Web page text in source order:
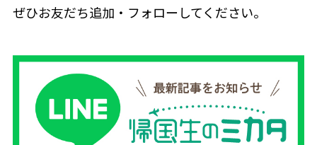
ぜひお友だち追加・フォローしてください。